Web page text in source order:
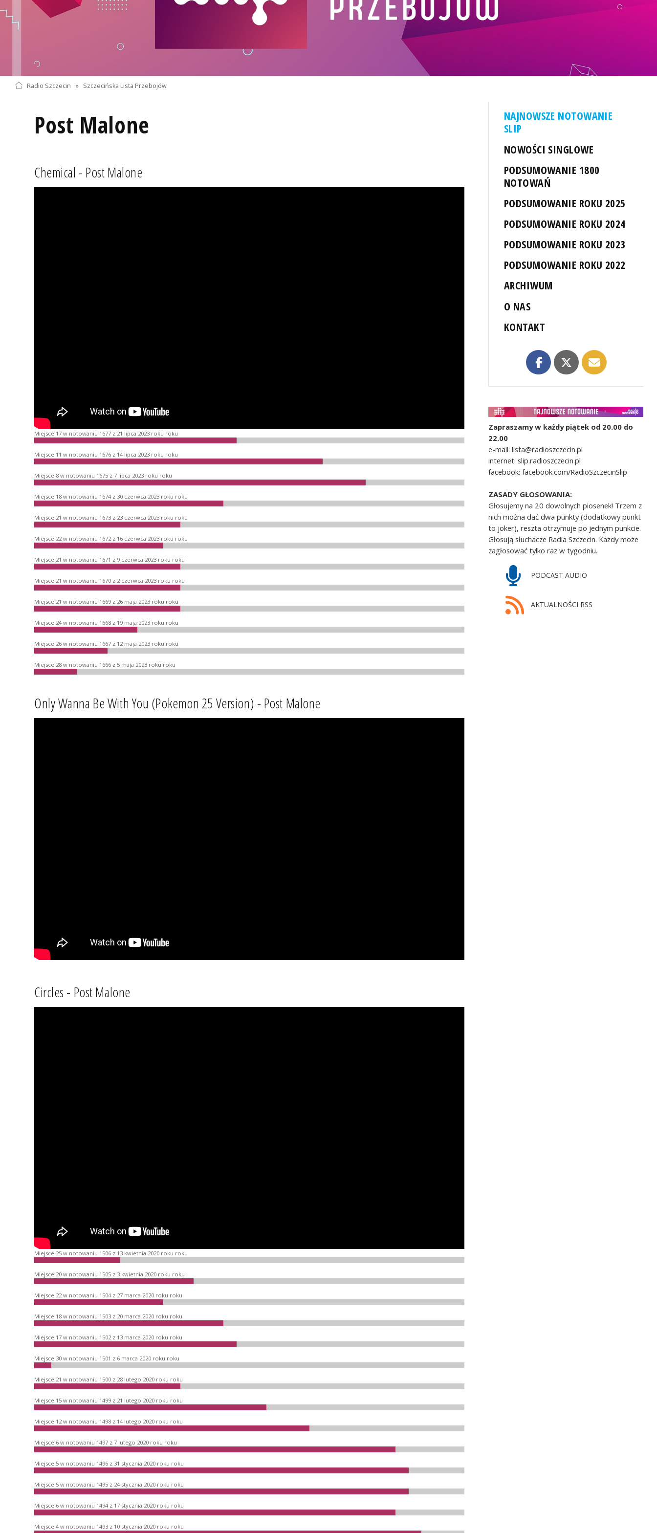
Radio Szczecin » Szczecińska Lista Przebojów
Post Malone
Chemical - Post Malone
Miejsce 17 w notowaniu 1677 z 21 lipca 2023 roku roku
Miejsce 11 w notowaniu 1676 z 14 lipca 2023 roku roku
Miejsce 8 w notowaniu 1675 z 7 lipca 2023 roku roku
Miejsce 18 w notowaniu 1674 z 30 czerwca 2023 roku roku
Miejsce 21 w notowaniu 1673 z 23 czerwca 2023 roku roku
Miejsce 22 w notowaniu 1672 z 16 czerwca 2023 roku roku
Miejsce 21 w notowaniu 1671 z 9 czerwca 2023 roku roku
Miejsce 21 w notowaniu 1670 z 2 czerwca 2023 roku roku
Miejsce 21 w notowaniu 1669 z 26 maja 2023 roku roku
Miejsce 24 w notowaniu 1668 z 19 maja 2023 roku roku
Miejsce 26 w notowaniu 1667 z 12 maja 2023 roku roku
Miejsce 28 w notowaniu 1666 z 5 maja 2023 roku roku
Only Wanna Be With You (Pokemon 25 Version) - Post Malone
Circles - Post Malone
Miejsce 25 w notowaniu 1506 z 13 kwietnia 2020 roku roku
Miejsce 20 w notowaniu 1505 z 3 kwietnia 2020 roku roku
Miejsce 22 w notowaniu 1504 z 27 marca 2020 roku roku
Miejsce 18 w notowaniu 1503 z 20 marca 2020 roku roku
Miejsce 17 w notowaniu 1502 z 13 marca 2020 roku roku
Miejsce 30 w notowaniu 1501 z 6 marca 2020 roku roku
Miejsce 21 w notowaniu 1500 z 28 lutego 2020 roku roku
Miejsce 15 w notowaniu 1499 z 21 lutego 2020 roku roku
Miejsce 12 w notowaniu 1498 z 14 lutego 2020 roku roku
Miejsce 6 w notowaniu 1497 z 7 lutego 2020 roku roku
Miejsce 5 w notowaniu 1496 z 31 stycznia 2020 roku roku
Miejsce 5 w notowaniu 1495 z 24 stycznia 2020 roku roku
Miejsce 6 w notowaniu 1494 z 17 stycznia 2020 roku roku
Miejsce 4 w notowaniu 1493 z 10 stycznia 2020 roku roku
NAJNOWSZE NOTOWANIE
SLIP
NOWOŚCI SINGLOWE
PODSUMOWANIE 1800
NOTOWAŃ
PODSUMOWANIE ROKU 2025
PODSUMOWANIE ROKU 2024
PODSUMOWANIE ROKU 2023
PODSUMOWANIE ROKU 2022
ARCHIWUM
O NAS
KONTAKT
Zapraszamy w każdy piątek od 20.00 do
22.00
e-mail: lista@radioszczecin.pl
internet: slip.radioszczecin.pl
facebook: facebook.com/RadioSzczecinSlip
ZASADY GŁOSOWANIA:
Głosujemy na 20 dowolnych piosenek! Trzem z
nich można dać dwa punkty (dodatkowy punkt
to joker), reszta otrzymuje po jednym punkcie.
Głosują słuchacze Radia Szczecin. Każdy może
zagłosować tylko raz w tygodniu.
PODCAST AUDIO
AKTUALNOŚCI RSS